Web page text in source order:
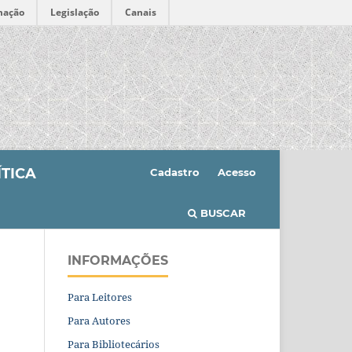
Legislação Canais
BUSCAR
Cadastro Acesso
INFORMAÇÕES
Para Leitores
Para Autores
Para Bibliotecários